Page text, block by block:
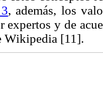
, además, los
expertos y de
Wikipedia [11].